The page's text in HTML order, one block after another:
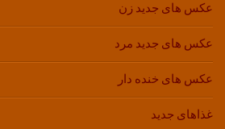
عکس های جدید زن
عکس های جدید مرد
عکس های خنده دار
غذاهای جدید